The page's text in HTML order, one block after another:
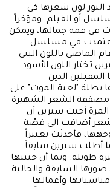
النور لون شعرها كي
أو الفيلم. ومؤخراً
في قمة جمالها، ويمكن
اعتمدت في مسلسل
الماضي باللون البني
تختار اللون الأسود
الذين
بطلة "لعبة الموت" على
مصففة الشعر الشهيرة
أحبت سيرين أن
أضافت الى قصّة
فأحدثت تغييراً
أطلت سيرين سابقاً
طويلة. وبما أن جبينها
السابقة والحالية.
وأعمالها